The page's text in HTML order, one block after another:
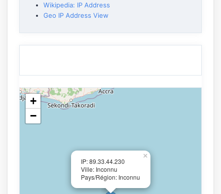
Wikipedia: IP Address
Geo IP Address View
IP: 89.33.44.230
Ville: Inconnu
Pays/Région: Inconnu
×
+
−